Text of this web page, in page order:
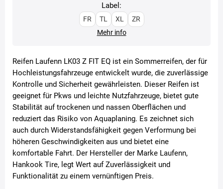
Label:
FR TL XL
ZR
Mehr info
Reifen Laufenn LK03 Z FIT EQ ist ein Sommerreifen, der für
Hochleistungsfahrzeuge entwickelt wurde, die zuverlässige
Kontrolle und Sicherheit gewährleisten. Dieser Reifen ist
geeignet für Pkws und leichte Nutzfahrzeuge, bietet gute
Stabilität auf trockenen und nassen Oberflächen und
reduziert das Risiko von Aquaplaning. Es zeichnet sich
auch durch Widerstandsfähigkeit gegen Verformung bei
höheren Geschwindigkeiten aus und bietet eine
komfortable Fahrt. Der Hersteller der Marke Laufenn,
Hankook Tire, legt Wert auf Zuverlässigkeit und
Funktionalität zu einem vernünftigen Preis.